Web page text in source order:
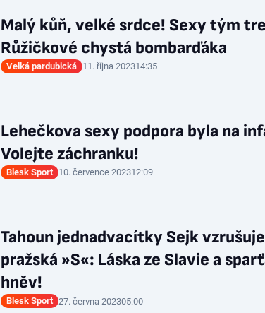
Malý kůň, velké srdce! Sexy tým
Růžičkové chystá bombarďáka
Velká pardubická 11. října 202314:35
Lehečkova sexy podpora byla na
Volejte záchranku!
Blesk Sport 10. července 202312:09
Tahoun jednadvacítky Sejk
pražská »S«: Láska ze Slavie a
hněv!
Blesk Sport 27. června 202305:00